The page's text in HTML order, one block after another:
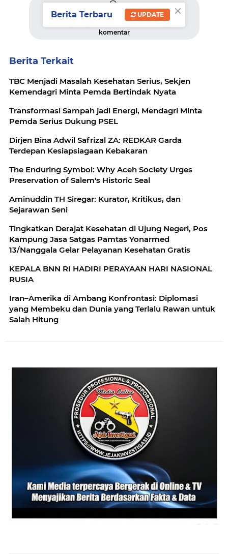
komentar
Berita Terkait
TBC Menjadi Masalah Kesehatan Serius, Sekjen
Kemendagri Minta Pemda Bertindak Nyata
Transformasi Sampah jadi Energi, Mendagri Minta
Pemda Serius Dukung PSEL
Dirjen Bina Adwil Safrizal ZA: REDKAR Garda
Terdepan Kesiapsiagaan Kebakaran
The Enduring Symbol: Why Aceh Society Urges
Preservation of Salem's Historic Seal
Aminuddin TH Siregar: Kurator, Kritikus, dan
Sejarawan Seni
Tingkatkan Derajat Kesehatan di Ujung Negeri, Pos
Kampung Jasa Satgas Pamtas Yonarmed
13/Nanggala Gelar Pelayanan Kesehatan Gratis
KEPALA BNN RI HADIRI PERAYAAN HARI NASIONAL
RUSIA
Iran–Amerika di Ambang Konfrontasi: Diplomasi
yang Membeku dan Dunia yang Terlalu Rawan untuk
Salah Hitung
×
Berita Terbaru UPDATE